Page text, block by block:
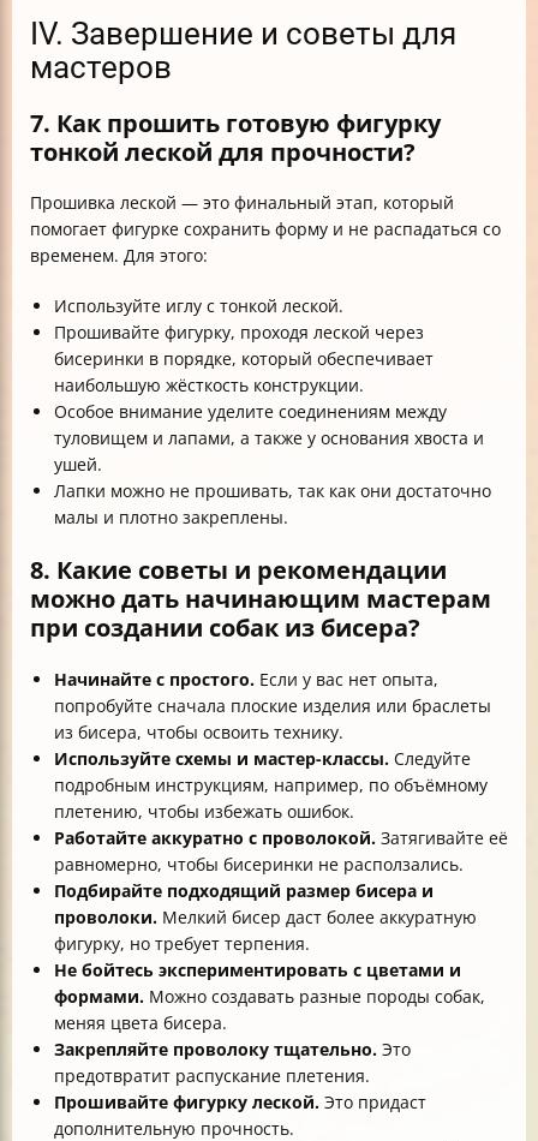
IV. Завершение и советы для
мастеров
7. Как прошить готовую фигурку
тонкой леской для прочности?
Прошивка леской — это финальный этап, который
помогает фигурке сохранить форму и не распадаться со
временем. Для этого:
Используйте иглу с тонкой леской.
Прошивайте фигурку, проходя леской через
бисеринки в порядке, который обеспечивает
наибольшую жёсткость конструкции.
Особое внимание уделите соединениям между
туловищем и лапами, а также у основания хвоста и
ушей.
Лапки можно не прошивать, так как они достаточно
малы и плотно закреплены.
8. Какие советы и рекомендации
можно дать начинающим мастерам
при создании собак из бисера?
Начинайте с простого. Если у вас нет опыта,
попробуйте сначала плоские изделия или браслеты
из бисера, чтобы освоить технику.
Используйте схемы и мастер-классы. Следуйте
подробным инструкциям, например, по объёмному
плетению, чтобы избежать ошибок.
Работайте аккуратно с проволокой. Затягивайте её
равномерно, чтобы бисеринки не расползались.
Подбирайте подходящий размер бисера и
проволоки. Мелкий бисер даст более аккуратную
фигурку, но требует терпения.
Не бойтесь экспериментировать с цветами и
формами. Можно создавать разные породы собак,
меняя цвета бисера.
Закрепляйте проволоку тщательно. Это
предотвратит распускание плетения.
Прошивайте фигурку леской. Это придаст
дополнительную прочность.